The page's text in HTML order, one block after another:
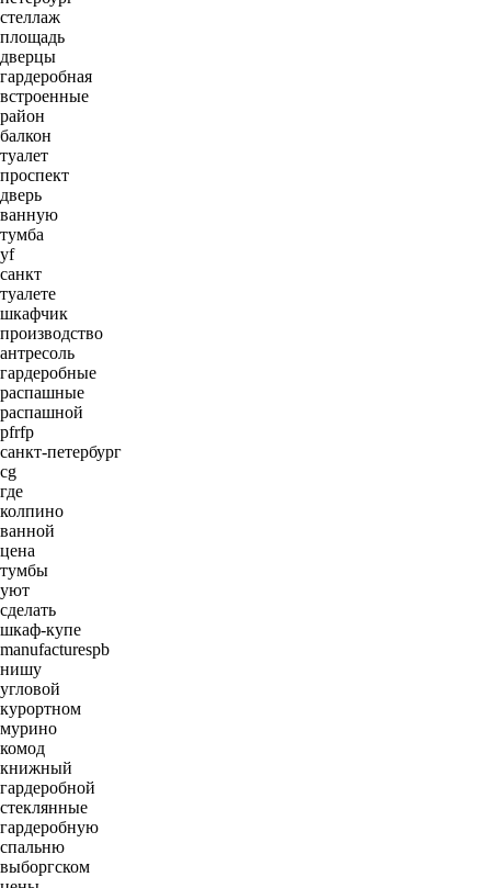
стеллаж
площадь
дверцы
гардеробная
встроенные
район
балкон
туалет
проспект
дверь
ванную
тумба
yf
санкт
туалете
шкафчик
производство
антресоль
гардеробные
распашные
распашной
pfrfp
санкт-петербург
cg
где
колпино
ванной
цена
тумбы
уют
сделать
шкаф-купе
manufacturespb
нишу
угловой
курортном
мурино
комод
книжный
гардеробной
стеклянные
гардеробную
спальню
выборгском